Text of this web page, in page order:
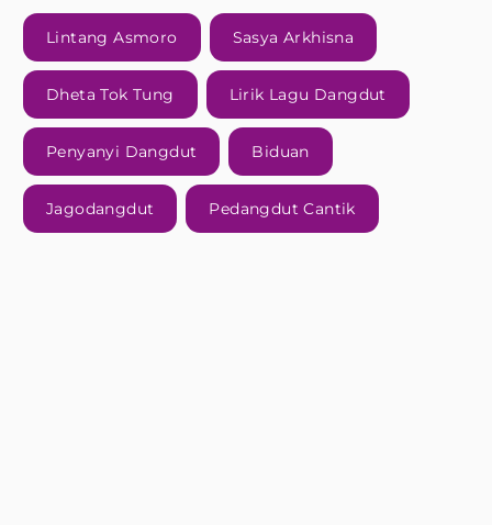
Lintang Asmoro Sasya Arkhisna
Dheta Tok Tung Lirik Lagu Dangdut
Penyanyi Dangdut Biduan
Jagodangdut Pedangdut Cantik